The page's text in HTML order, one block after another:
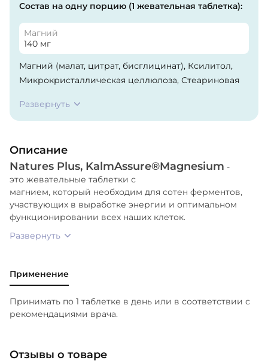
Состав на одну порцию (1 жевательная таблетка):
Магний
140 мг
Магний (малат, цитрат, бисглицинат), Ксилитол,
Микрокристаллическая целлюлоза, Стеариновая
Стеарат магния, Диоксид кремния, Натуральный
краситель (куркумин), Натуральные
Органический экстракт стевии (ребаудиозид А).
Не содержит синтетических красителей,
консервантов. Не содержит молока, яиц, рыба,
моллюски и ракообразные, древесные орехи,
арахис, пшеница, сои и кунжута.
Развернуть
Описание
Natures Plus, KalmAssure®Magnesium -
это жевательные таблетки с
магнием, который необходим для сотен ферментов,
участвующих в выработке энергии и оптимальном
функционировании всех наших клеток.
Развернуть
Применение
Принимать по 1 таблетке в день или в соответствии с
рекомендациями врача.
Отзывы о товаре